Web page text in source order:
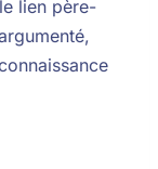
lien père-